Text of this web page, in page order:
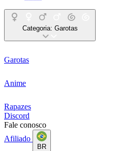
Categoria: Garotas
Garotas
Anime
Rapazes
Discord
Fale conosco
Afiliado
BR